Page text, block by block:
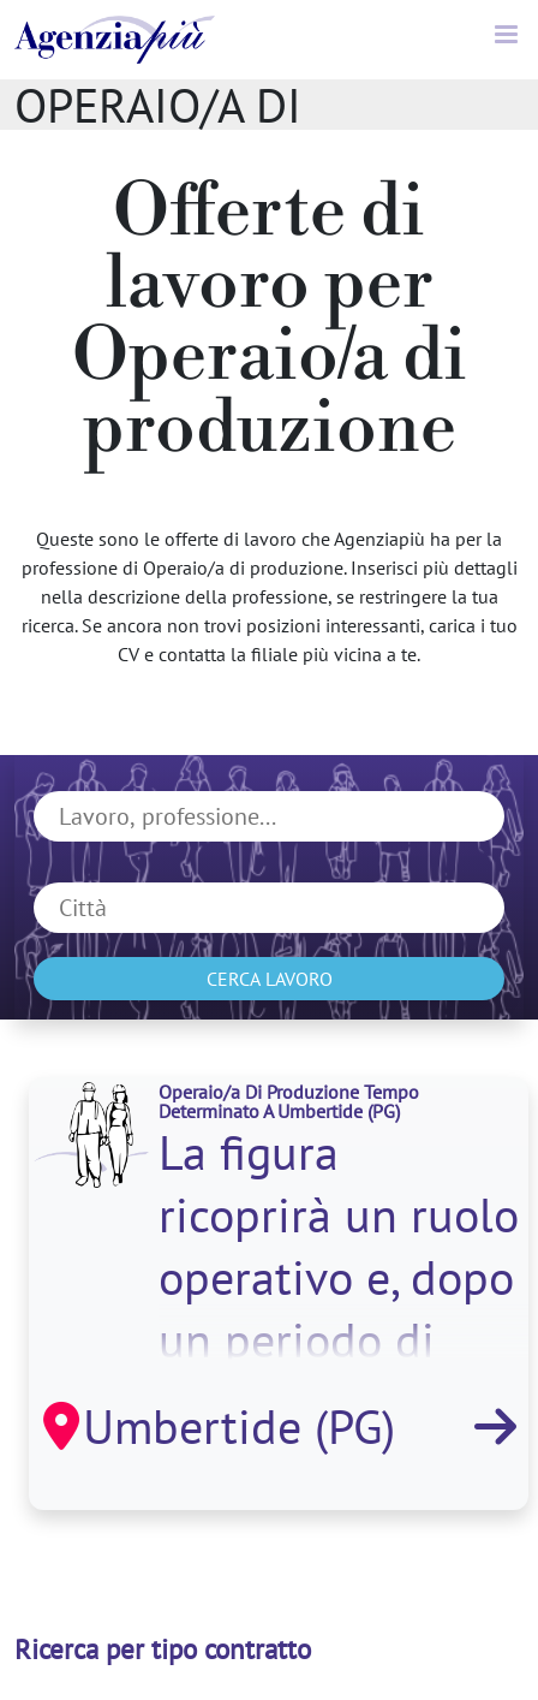
Offerte di lavoro //
OPERAIO/A DI
PRODUZIONE
Offerte di
lavoro per
Operaio/a di
produzione
Queste sono le offerte di lavoro che Agenziapiù ha per la
professione di Operaio/a di produzione. Inserisci più dettagli
nella descrizione della professione, se restringere la tua
ricerca. Se ancora non trovi posizioni interessanti, carica i tuo
CV e contatta la filiale più vicina a te.
CERCA LAVORO
Operaio/a Di Produzione Tempo
Determinato A Umbertide (PG)
La figura
ricoprirà un ruolo
operativo e, dopo
un periodo di
affiancamento, si
occuperà della g
Umbertide (PG)
Ricerca per tipo contratto